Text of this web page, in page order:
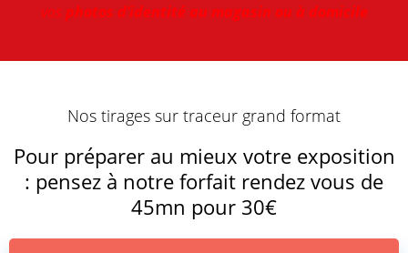
vos photos d’identité au magasin ou à domicile
Nos tirages sur traceur grand format
Pour préparer au mieux votre exposition
: pensez à notre forfait rendez vous de
45mn pour 30€